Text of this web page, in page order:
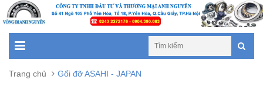
Trang chủ Gối đỡ ASAHI - JAPAN